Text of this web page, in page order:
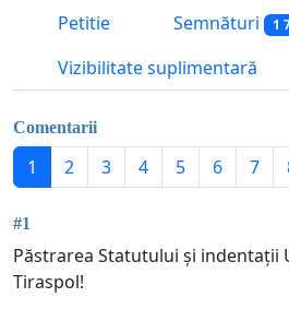
Petitie Semnături 1
Vizibilitate suplimentară
Comentarii
1 2 3 4 5 6 7
#1
Păstrarea Statutului și indentații
Tiraspol!